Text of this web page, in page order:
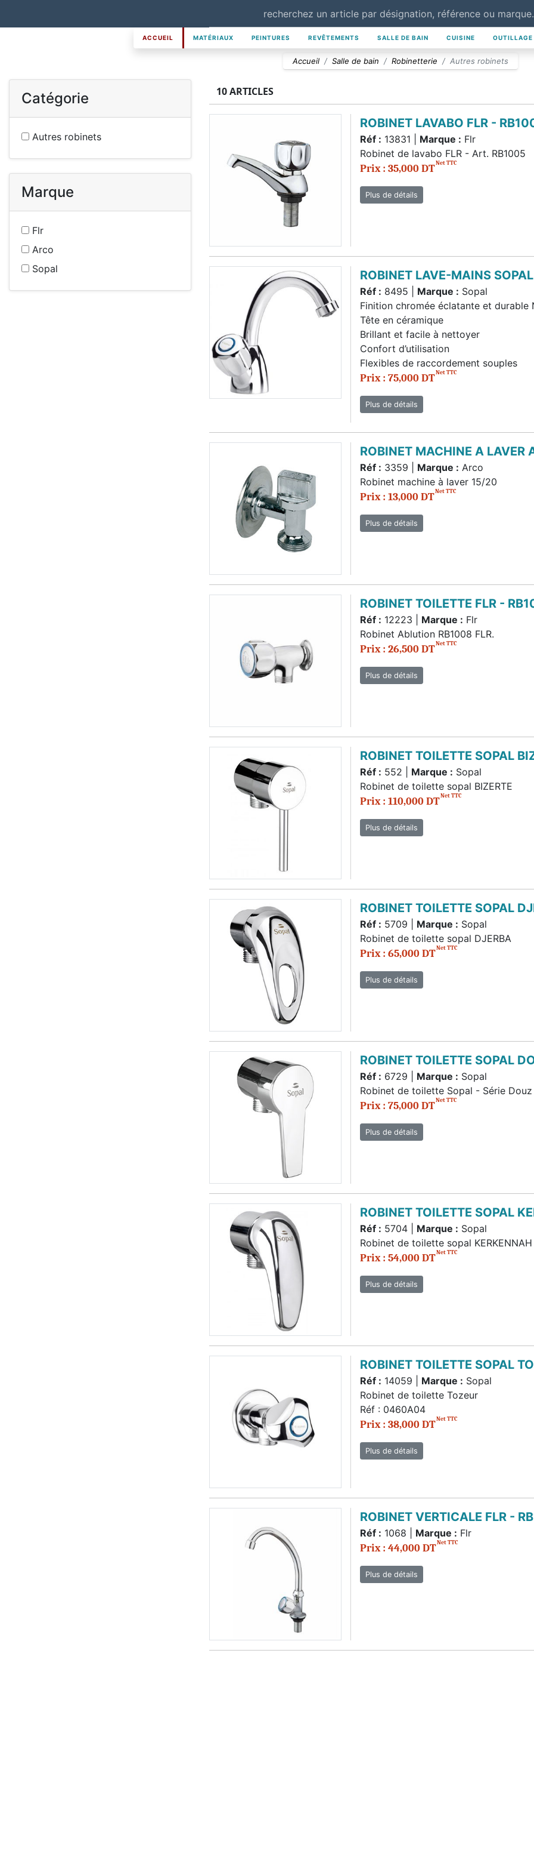
ACCUEIL MATÉRIAUX PEINTURES REVÊTEMENTS SALLE DE BAIN CUISINE OUTILLAGE
Accueil Salle de bain Robinetterie Autres robinets
Catégorie
Autres robinets
Marque
Flr
Arco
Sopal
10 ARTICLES
ROBINET LAVABO FLR -
Réf : 13831 | Marque : Flr
Robinet de lavabo FLR - Art. RB1005
Prix : 35,000 DTNet TTC
Plus de détails
ROBINET LAVE-MAINS
Réf : 8495 | Marque : Sopal
Finition chromée éclatante et durable
Tête en céramique
Brillant et facile à nettoyer
Confort d’utilisation
Flexibles de raccordement souples
Prix : 75,000 DTNet TTC
Plus de détails
ROBINET MACHINE A LAVER
Réf : 3359 | Marque : Arco
Robinet machine à laver 15/20
Prix : 13,000 DTNet TTC
Plus de détails
ROBINET TOILETTE FLR -
Réf : 12223 | Marque : Flr
Robinet Ablution RB1008 FLR.
Prix : 26,500 DTNet TTC
Plus de détails
ROBINET TOILETTE SOPAL
Réf : 552 | Marque : Sopal
Robinet de toilette sopal BIZERTE
Prix : 110,000 DTNet TTC
Plus de détails
ROBINET TOILETTE SOPAL
Réf : 5709 | Marque : Sopal
Robinet de toilette sopal DJERBA
Prix : 65,000 DTNet TTC
Plus de détails
ROBINET TOILETTE SOPAL
Réf : 6729 | Marque : Sopal
Robinet de toilette Sopal - Série Douz
Prix : 75,000 DTNet TTC
Plus de détails
ROBINET TOILETTE SOPAL
Réf : 5704 | Marque : Sopal
Robinet de toilette sopal KERKENNAH
Prix : 54,000 DTNet TTC
Plus de détails
ROBINET TOILETTE SOPAL
Réf : 14059 | Marque : Sopal
Robinet de toilette Tozeur
Réf : 0460A04
Prix : 38,000 DTNet TTC
Plus de détails
ROBINET VERTICALE FLR -
Réf : 1068 | Marque : Flr
Prix : 44,000 DTNet TTC
Plus de détails